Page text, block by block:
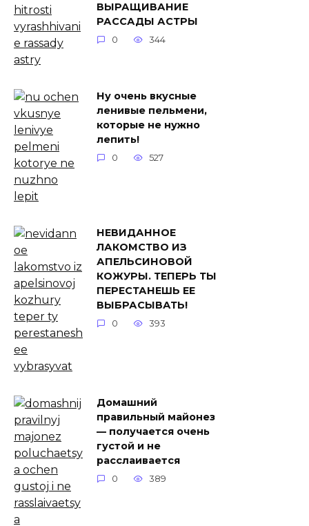
ВЫРАЩИВАНИЕ
РАССАДЫ АСТРЫ
0 344
Ну очень вкусные
ленивые пельмени,
которые не нужно
лепить!
0 527
НЕВИДАННОЕ
ЛАКОМСТВО ИЗ
АПЕЛЬСИНОВОЙ
КОЖУРЫ. ТЕПЕРЬ ТЫ
ПЕРЕСТАНЕШЬ ЕЕ
ВЫБРАСЫВАТЬ!
0 393
Домашний
правильный майонез
— получается очень
густой и не
расслаивается
0 389